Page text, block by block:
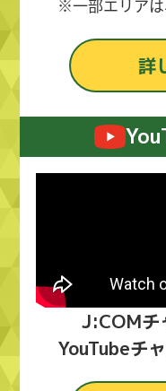
※一部エリアは
詳
J:COMチ
YouTubeチ